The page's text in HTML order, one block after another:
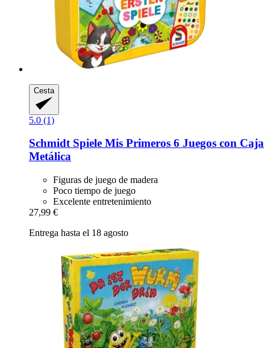
Cesta
5.0 (1)
Schmidt Spiele Mis Primeros 6 Juegos con Caja
Metálica
Figuras de juego de madera
Poco tiempo de juego
Excelente entretenimiento
27,99 €
Entrega hasta el 18 agosto